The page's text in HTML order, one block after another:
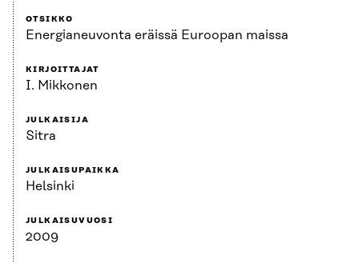
OTSIKKO
Energianeuvonta eräissä Euroopan maissa
KIRJOITTAJAT
I. Mikkonen
JULKAISIJA
Sitra
JULKAISUPAIKKA
Helsinki
JULKAISUVUOSI
2009